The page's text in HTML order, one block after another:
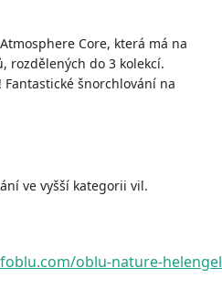
Core, která má na
rozdělených do 3 kolekcí.
šnorchlování na
ve vyšší kategorii vil.
oblu-nature-